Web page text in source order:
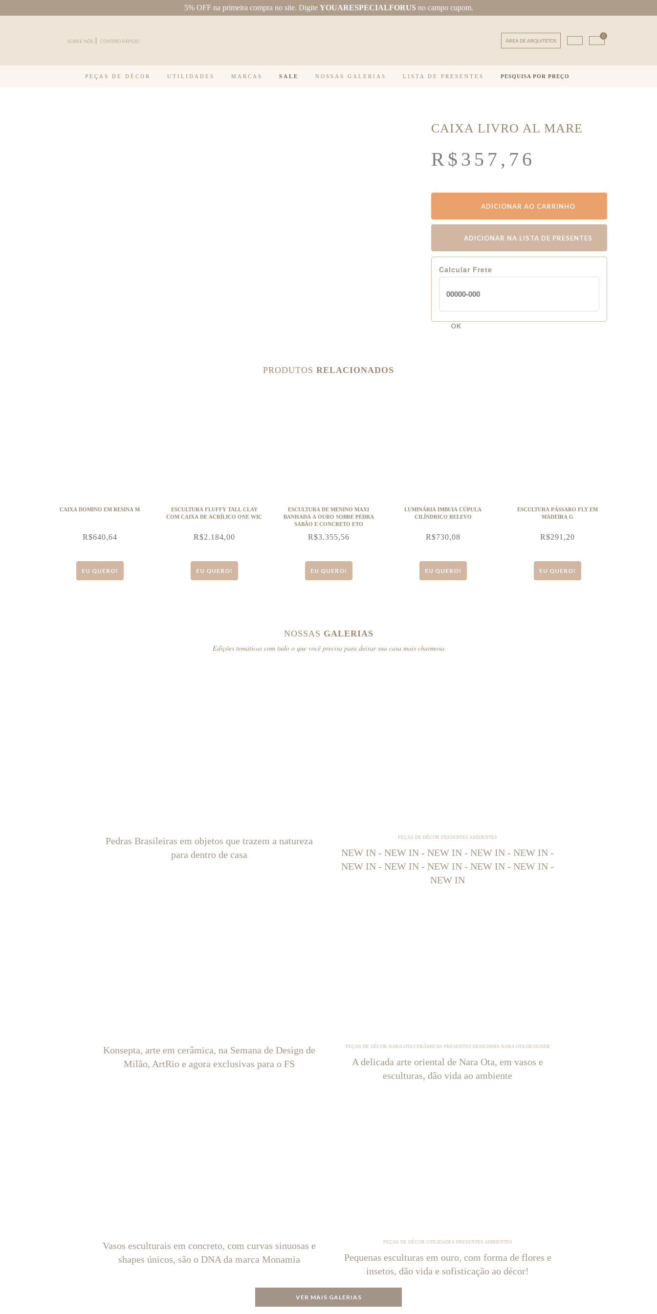
5% OFF na primeira compra no site. Digite YOUARESPECIALFORUS no campo cupom.
SOBRE NÓS CONTATO RÁPIDO ÁREA DE ARQUITETOS
0
PEÇAS DE DÉCOR UTILIDADES MARCAS SALE NOSSAS GALERIAS LISTA DE PRESENTES PESQUISA POR PREÇO
CAIXA LIVRO AL MARE
R$ 357,76
ADICIONAR AO CARRINHO
ADICIONAR NA LISTA DE PRESENTES
Calcular Frete
OK
PRODUTOS RELACIONADOS
CAIXA DOMINO EM RESINA M
R$640,64
EU QUERO!
ESCULTURA FLUFFY TALL CLAY
COM CAIXA DE ACRÍLICO ONE WIC
R$2.184,00
EU QUERO!
ESCULTURA DE MENINO MAXI
BANHADA A OURO SOBRE PEDRA
SABÃO E CONCRETO ETO
R$3.355,56
EU QUERO!
LUMINÁRIA IMBUIA CÚPULA
CILÍNDRICO RELEVO
R$730,08
EU QUERO!
ESCULTURA PÁSSARO FLY EM
MADEIRA G
R$291,20
EU QUERO!
NOSSAS GALERIAS
Edições temáticas com tudo o que você precisa para deixar sua casa mais charmosa
Pedras Brasileiras em objetos que trazem a natureza
para dentro de casa
PEÇAS DE DÉCOR PRESENTES AMBIENTES
NEW IN - NEW IN - NEW IN - NEW IN - NEW IN -
NEW IN - NEW IN - NEW IN - NEW IN - NEW IN -
NEW IN
Konsepta, arte em cerâmica, na Semana de Design de
Milão, ArtRio e agora exclusivas para o FS
PEÇAS DE DÉCOR NARA OTA CERÂMICAS PRESENTES DESIGNERS NARA OTA DESIGNER
A delicada arte oriental de Nara Ota, em vasos e
esculturas, dão vida ao ambiente
Vasos esculturais em concreto, com curvas sinuosas e
shapes únicos, são o DNA da marca Monamia
PEÇAS DE DÉCOR UTILIDADES PRESENTES AMBIENTES
Pequenas esculturas em ouro, com forma de flores e
insetos, dão vida e sofisticação ao décor!
VER MAIS GALERIAS